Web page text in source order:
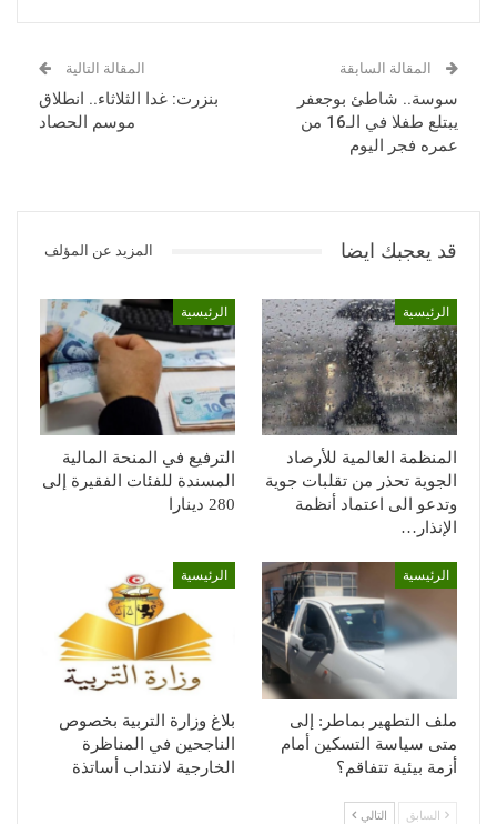
المقالة السابقة
سوسة.. شاطئ بوجعفر
يبتلع طفلا في الـ16 من
عمره فجر اليوم
المقالة التالية
بنزرت: غدا الثلاثاء.. انطلاق
موسم الحصاد
قد يعجبك ايضا المزيد عن المؤلف
الرئيسية
المنظمة العالمية للأرصاد
الجوية تحذر من تقلبات جوية
وتدعو الى اعتماد أنظمة
الإنذار…
الرئيسية
الترفيع في المنحة المالية
المسندة للفئات الفقيرة إلى
280 دينارا
الرئيسية
ملف التطهير بماطر: إلى
متى سياسة التسكين أمام
أزمة بيئية تتفاقم؟
الرئيسية
بلاغ وزارة التربية بخصوص
الناجحين في المناظرة
الخارجية لانتداب أساتذة
السابق التالي